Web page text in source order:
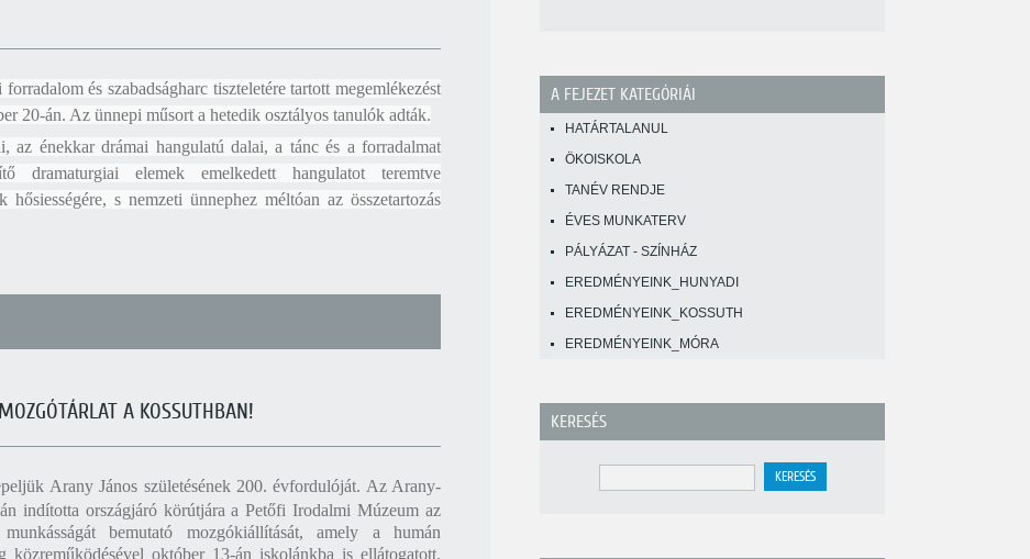
és szabadságharc tiszteletére tartott megemlékezést
20-án. Az ünnepi műsort a hetedik osztályos tanulók adták.
az énekkar drámai hangulatú dalai, a tánc és a forradalmat
dramaturgiai elemek emelkedett hangulatot teremtve
hősiességére, s nemzeti ünnephez méltóan az összetartozás
A KOSSUTHBAN!
Arany János születésének 200. évfordulóját. Az Arany-
indította országjáró körútjára a Petőfi Irodalmi Múzeum az
bemutató mozgókiállítását, amely a humán
közreműködésével október 13-án iskolánkba is ellátogatott.
A FEJEZET KATEGÓRIÁI
HATÁRTALANUL
ÖKOISKOLA
TANÉV RENDJE
ÉVES MUNKATERV
PÁLYÁZAT - SZÍNHÁZ
EREDMÉNYEINK_HUNYADI
EREDMÉNYEINK_KOSSUTH
EREDMÉNYEINK_MÓRA
KERESÉS